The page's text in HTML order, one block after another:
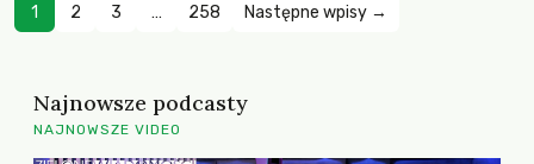
1 2 3 … 258 Następne wpisy →
Najnowsze podcasty
NAJNOWSZE VIDEO